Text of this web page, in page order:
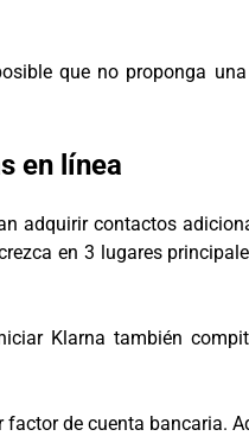
que no proponga
en línea
adquirir contactos
en 3 lugares
Klarna también
de cuenta bancaria.